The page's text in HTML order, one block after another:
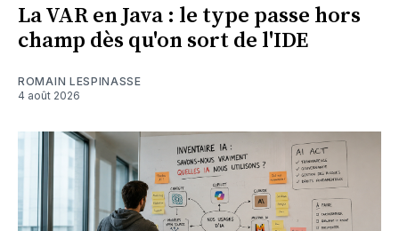
La VAR en Java : le type passe hors
champ dès qu'on sort de l'IDE
ROMAIN LESPINASSE
4 août 2026